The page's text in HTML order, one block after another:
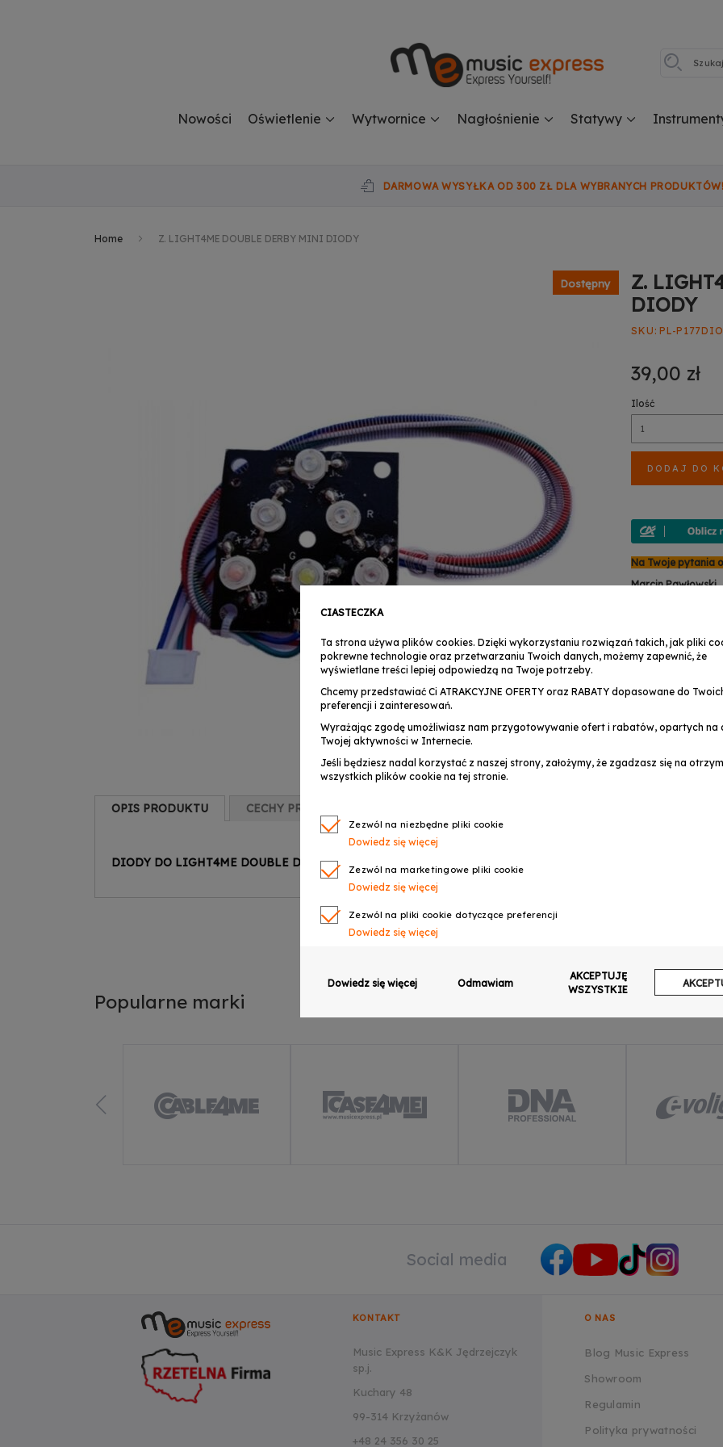
Nowości Oświetlenie Wytwornice Nagłośnienie Statywy
DARMOWA WYSYŁKA OD 300 ZŁ DLA WYBRANYCH PRODUKTÓW!
Home Z. LIGHT4ME DOUBLE DERBY MINI DIODY
Dostępny
Z.
DIODY
SKU PL-
39,00 zł
Ilość
DODAJ DO
Na Twoje pytania
Marcin Pawłowski
Anita
TEL : +48 503 158
OPIS PRODUKTU
DIODY DO LIGHT4ME DOUBLE DERBY MINI
CECHY PRODUKTU
Popularne marki
Social media
KONTAKT
Music Express K&K Jędrzejczyk
sp.j.
Kuchary 48
99-314 Krzyżanów
+48 24 356 30 25
O NAS
Blog Music Express
Showroom
Regulamin
Polityka prywatności
CIASTECZKA
Ta strona używa plików cookies. Dzięki wykorzystaniu rozwiązań takich, jak pliki
pokrewne technologie oraz przetwarzaniu Twoich danych, możemy zapewnić, że
wyświetlane treści lepiej odpowiedzą na Twoje potrzeby.
Chcemy przedstawiać Ci ATRAKCYJNE OFERTY oraz RABATY dopasowane do
preferencji i zainteresowań.
Wyrażając zgodę umożliwiasz nam przygotowywanie ofert i rabatów, opartych na
Twojej aktywności w Internecie.
Jeśli będziesz nadal korzystać z naszej strony, założymy, że zgadzasz się na
wszystkich plików cookie na tej stronie.
Zezwól na niezbędne pliki cookie
Dowiedz się więcej
Zezwól na marketingowe pliki cookie
Dowiedz się więcej
Zezwól na pliki cookie dotyczące preferencji
Dowiedz się więcej
Dowiedz się więcej
Dowiedz się więcej Odmawiam
AKCEPTUJĘ
WSZYSTKIE